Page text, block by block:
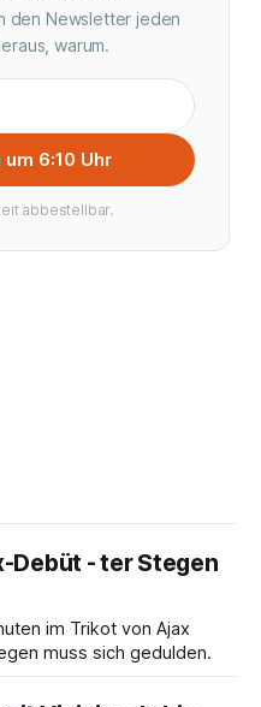
den Newsletter jeden
warum.
6:10 Uhr
abbestellbar.
Debüt - ter Stegen
im Trikot von Ajax
muss sich gedulden.